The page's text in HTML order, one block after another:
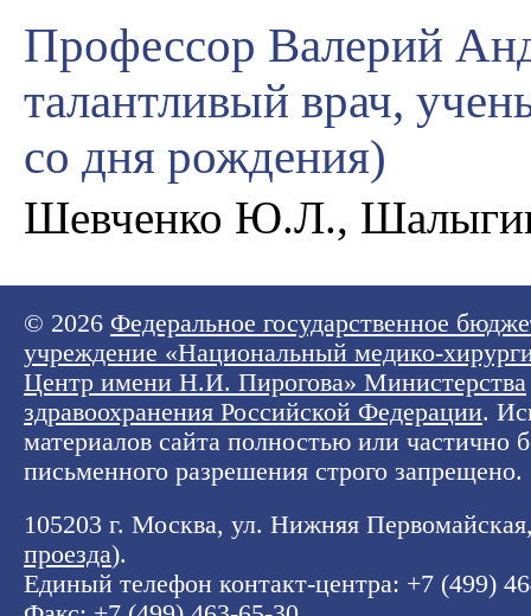
Профессор Валерий
талантливый врач,
со дня рождения)
Шевченко Ю.Л.,
© 2026 Федеральное государственное
учреждение «Национальный медико-
Центр имени Н.И. Пирогова» Министерства
здравоохранения Российской Федерации.
материалов сайта полностью или частично
письменного разрешения строго запрещено.
105203 г. Москва, ул. Нижняя
проезда).
Единый телефон контакт-центра: +7 (499)